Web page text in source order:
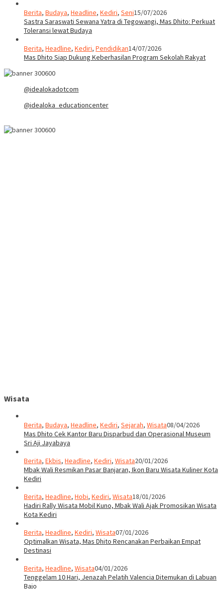
Berita, Budaya, Headline, Kediri, Seni15/07/2026
Sastra Saraswati Sewana Yatra di Tegowangi, Mas Dhito: Perkuat
Toleransi lewat Budaya
Berita, Headline, Kediri, Pendidikan14/07/2026
Mas Dhito Siap Dukung Keberhasilan Program Sekolah Rakyat
@idealokadotcom
@idealoka_educationcenter
Wisata
Berita, Budaya, Headline, Kediri, Sejarah, Wisata08/04/2026
Mas Dhito Cek Kantor Baru Disparbud dan Operasional Museum
Sri Aji Jayabaya
Berita, Ekbis, Headline, Kediri, Wisata20/01/2026
Mbak Wali Resmikan Pasar Banjaran, Ikon Baru Wisata Kuliner Kota
Kediri
Berita, Headline, Hobi, Kediri, Wisata18/01/2026
Hadiri Rally Wisata Mobil Kuno, Mbak Wali Ajak Promosikan Wisata
Kota Kediri
Berita, Headline, Kediri, Wisata07/01/2026
Optimalkan Wisata, Mas Dhito Rencanakan Perbaikan Empat
Destinasi
Berita, Headline, Wisata04/01/2026
Tenggelam 10 Hari, Jenazah Pelatih Valencia Ditemukan di Labuan
Bajo